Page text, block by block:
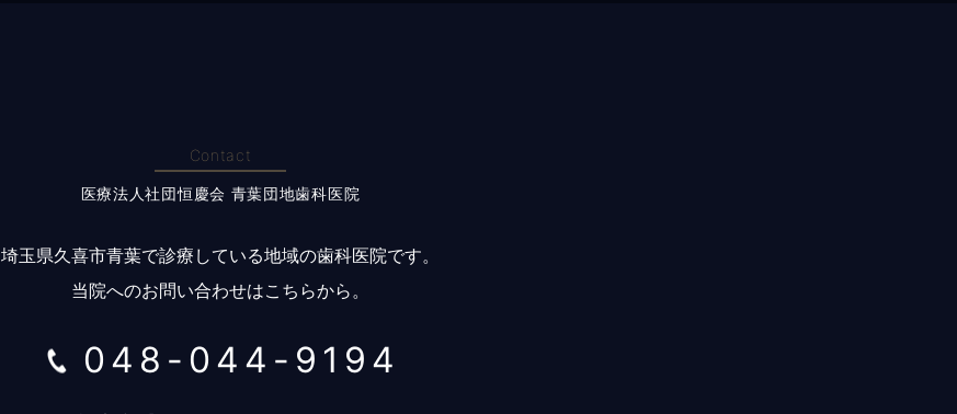
Contact
医療法人社団恒慶会 青葉団地歯科医院
埼玉県久喜市青葉で診療している地域の歯科医院です。
当院へのお問い合わせはこちらから。
048-044-9194